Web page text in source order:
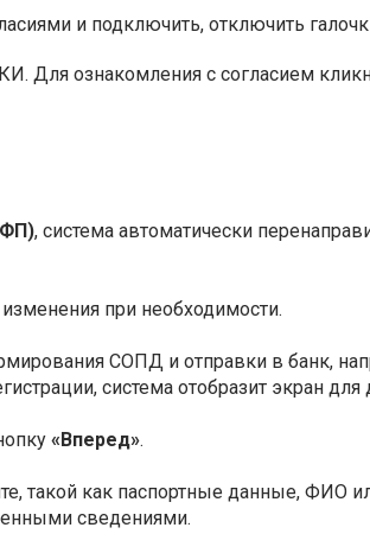
и подключить, отключить
Для ознакомления с согласием
, система автоматически
при необходимости.
СОПД и отправки в банк,
система отобразит экран
«Вперед».
такой как паспортные данные, ФИО
сведениями.